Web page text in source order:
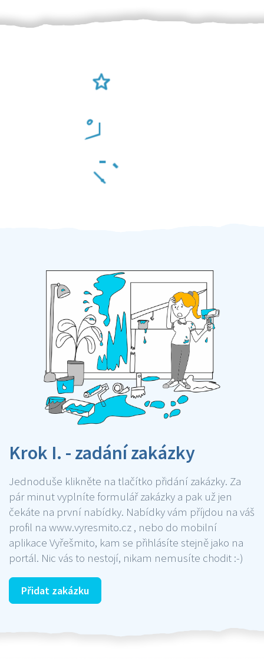
Krok I. - zadání zakázky
Jednoduše klikněte na tlačítko přidání zakázky. Za
pár minut vyplníte formulář zakázky a pak už jen
čekáte na první nabídky. Nabídky vám příjdou na váš
profil na www.vyresmito.cz , nebo do mobilní
aplikace Vyřešmito, kam se přihlásíte stejně jako na
portál. Nic vás to nestojí, nikam nemusíte chodit :-)
Přidat zakázku